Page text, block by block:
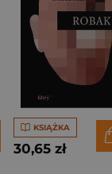
KSIĄŻKA
30,65 zł